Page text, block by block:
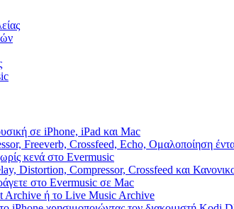
σε iPhone, iPad και Mac
Freeverb, Crossfeed, Echo, Ομαλοποίηση
κενά στο Evermusic
Distortion, Compressor, Crossfeed και
στο Evermusic σε Mac
Archive ή το Live Music Archive